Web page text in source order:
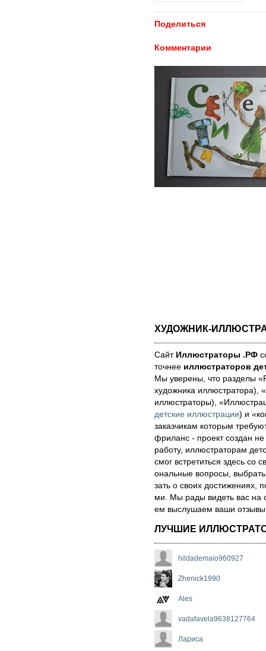
Поделиться
Комментарии
ХУДОЖНИК-
Сайт Иллюстраторы .РФ
точнее иллюстраторов
Мы уве­ре­ны, что раз­де­лы
художника иллюстратора),
иллюстраторы),
детские иллюстрации) и
за­каз­чи­кам которым
фри­ланс - про­ект соз­дан
ра­бо­ту, иллюстраторам
смог встре­тить­ся здесь со
ональ­ные воп­ро­сы,
зать о сво­их
ми. Мы рады ви­деть вас на
ем выс­лу­ша­ем ва­ши от­зы­вы
ЛУЧШИЕ
hildademaio960927
Zhenick1990
Ales
vadafavela9638127764
Лариса